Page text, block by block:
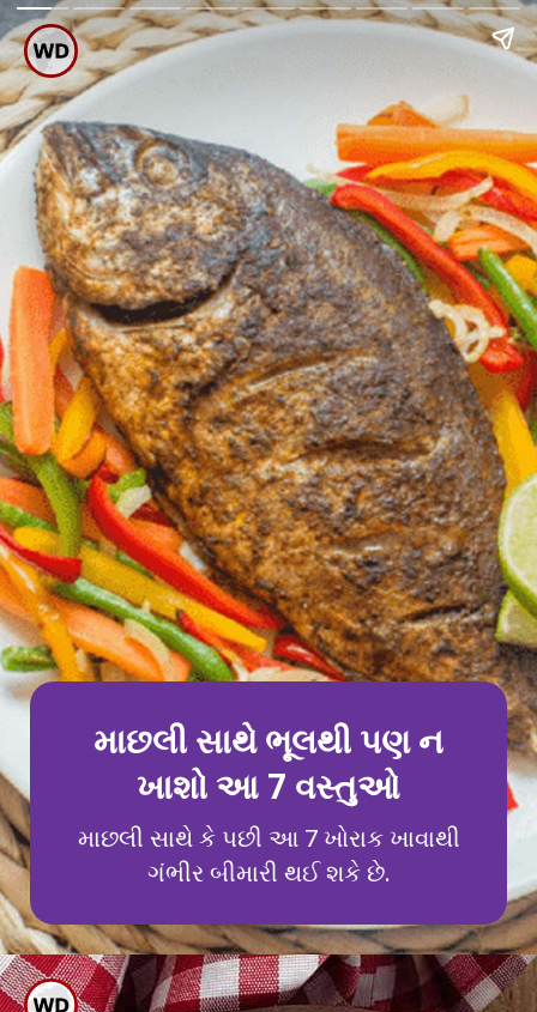
માછલી સાથે ભૂલથી પણ ન
ખાશો આ 7 વસ્તુઓ
માછલી સાથે કે પછી આ 7 ખોરાક ખાવાથી
ગંભીર બીમારી થઈ શકે છે.